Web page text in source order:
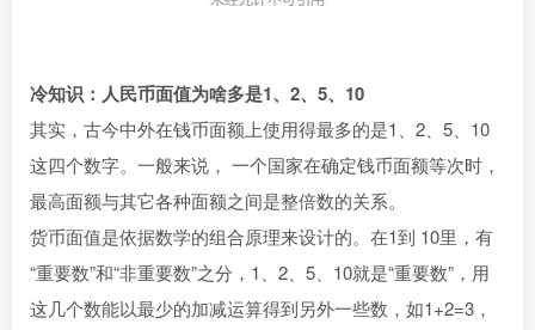
冷知识：人民币面值为啥多是1、2、5、10
其实，古今中外在钱币面额上使用得最多的是1、2、5、10
这四个数字。一般来说， 一个国家在确定钱币面额等次时，
最高面额与其它各种面额之间是整倍数的关系。
货币面值是依据数学的组合原理来设计的。在1到 10里，有
“重要数”和“非重要数”之分，1、2、5、10就是“重要数”，用
这几个数能以最少的加减运算得到另外一些数，如1+2=3，